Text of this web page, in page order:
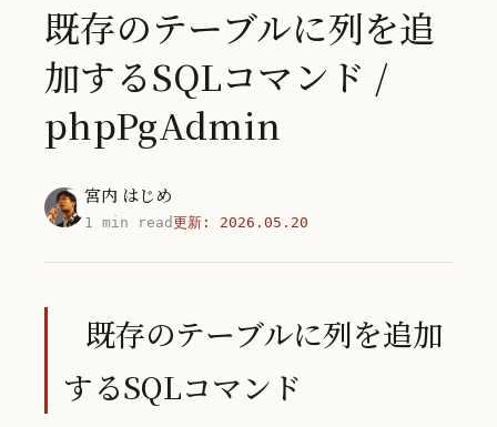
既存のテーブルに列を追
加するSQLコマンド /
phpPgAdmin
宮内 はじめ
1 min read更新: 2026.05.20
既存のテーブルに列を追加
するSQLコマンド